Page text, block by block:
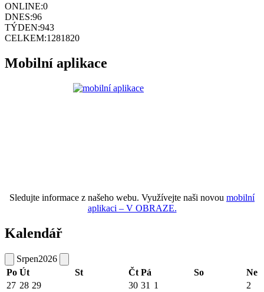
ONLINE:0
DNES:96
TÝDEN:943
CELKEM:1281820
Mobilní aplikace
Sledujte informace z našeho webu. Využívejte naši novou mobilní
aplikaci – V OBRAZE.
Kalendář
Srpen2026
Po Út St Čt Pá So
Ne
27 28 29 30 31 1 2